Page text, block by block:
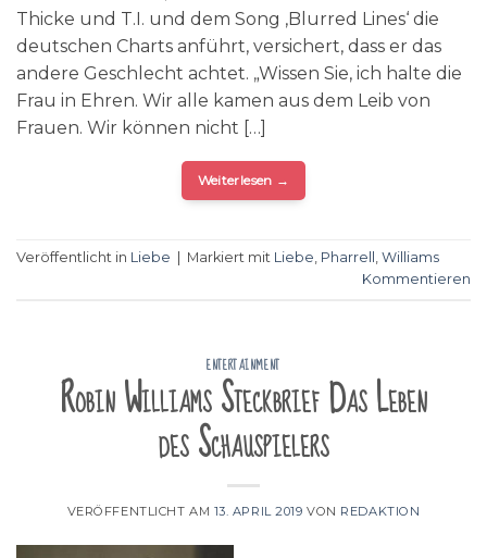
Thicke und T.I. und dem Song ‚Blurred Lines‘ die
deutschen Charts anführt, versichert, dass er das
andere Geschlecht achtet. „Wissen Sie, ich halte die
Frau in Ehren. Wir alle kamen aus dem Leib von
Frauen. Wir können nicht […]
Weiterlesen →
Veröffentlicht in Liebe Markiert mit Liebe Pharrell
Williams
Kommentieren
ENTERTAINMENT
Robin Williams Steckbrief Das Leben
des Schauspielers
VERÖFFENTLICHT AM 13. APRIL 2019 VON REDAKTION